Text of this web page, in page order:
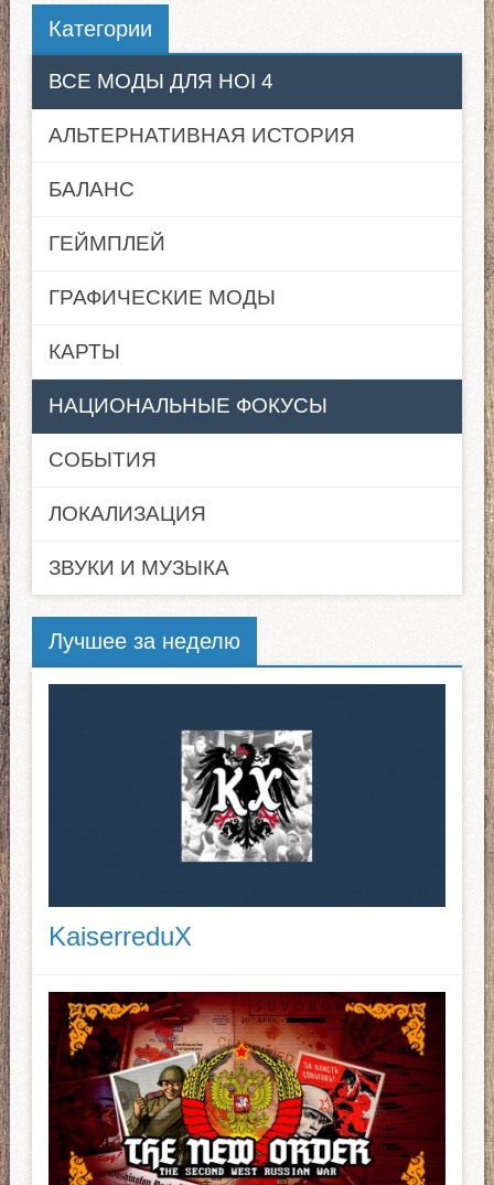
Категории
ВСЕ МОДЫ ДЛЯ HOI 4
АЛЬТЕРНАТИВНАЯ ИСТОРИЯ
БАЛАНС
ГЕЙМПЛЕЙ
ГРАФИЧЕСКИЕ МОДЫ
КАРТЫ
НАЦИОНАЛЬНЫЕ ФОКУСЫ
СОБЫТИЯ
ЛОКАЛИЗАЦИЯ
ЗВУКИ И МУЗЫКА
Лучшее за неделю
KaiserreduX